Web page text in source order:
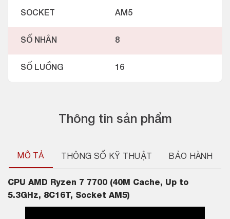
Thông tin sản phẩm
MÔ TẢ THÔNG SỐ KỸ THUẬT BẢO HÀNH
CPU AMD Ryzen 7 7700 (40M Cache, Up to
5.3GHz, 8C16T, Socket AM5)
SOCKET AM5
SỐ NHÂN 8
SỐ LUỒNG 16